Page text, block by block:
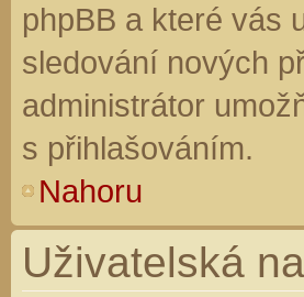
phpBB a které vás
sledování nových
administrátor
s přihlašováním.
Nahoru
Uživatelská